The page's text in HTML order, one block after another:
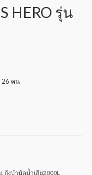
HERO รุ่น
26 คน
, ถังบำบัดน้ำเสีย2000L